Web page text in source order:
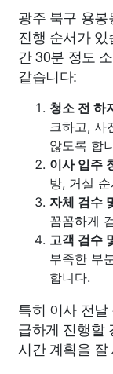
광주 북구 용
진행 순서가
간 30분 정도
같습니다:
청소 전 하
크하고, 사
않도록 합
이사 입주
방, 거실
자체 검수
꼼꼼하게
고객 검수
부족한 부
합니다.
특히 이사 전
급하게 진행할
시간 계획을